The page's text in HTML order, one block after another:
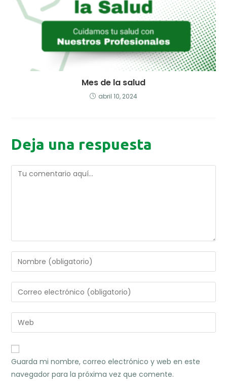
Mes de la salud
abril 10, 2024
Deja una respuesta
Guarda mi nombre, correo electrónico y web en este
navegador para la próxima vez que comente.